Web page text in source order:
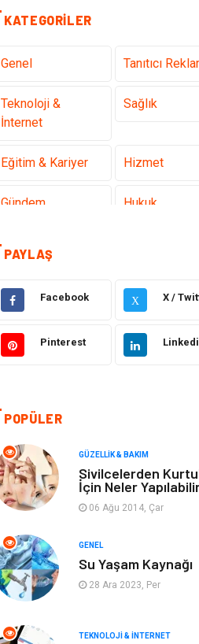
KATEGORILER
Genel Tanıtıcı
Teknoloji &
İnternet
Sağlık
Eğitim & Kariyer Hizmet
Gündem Hukuk
Moda
Yazılım
Giyim
Yeme & İçme Gıda
Keyif & Hobi Organizasyon
Müzik
Gayrimenkul Spor
Finans& Ekonomi
PAYLAŞ
Facebook X X /
Pinterest
POPÜLER
GÜZELLIK & BAKIM
Sivilcelerden
İçin Neler
06 Ağu 2014, Çar
GENEL
Su Yaşam Kaynağı
28 Ara 2023, Per
TEKNOLOJI & İNTERNET